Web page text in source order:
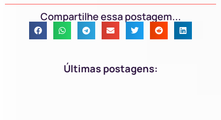
Compartilhe essa postagem...
Últimas postagens: